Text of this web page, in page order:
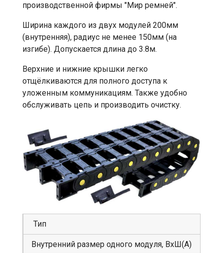
производственной фирмы "Мир ремней".
Ширина каждого из двух модулей 200мм
(внутренняя), радиус не менее 150мм (на
изгибе). Допускается длина до 3.8м.
Верхние и нижние крышки легко
отщёлкиваются для полного доступа к
уложенным коммуникациям. Также удобно
обслуживать цепь и производить очистку.
Тип
Внутренний размер одного модуля, ВхШ(А)